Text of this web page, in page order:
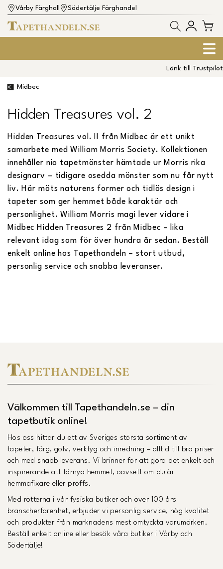
Vårby Färghall Södertälje Färghandel
Länk till Trustpilot
Midbec
Hidden Treasures vol. 2
Hidden Treasures vol. II från Midbec är ett unikt
samarbete med William Morris Society. Kollektionen
innehåller nio tapetmönster hämtade ur Morris rika
designarv – tidigare osedda mönster som nu får nytt
liv. Här möts naturens former och tidlös design i
tapeter som ger hemmet både karaktär och
personlighet. William Morris magi lever vidare i
Midbec Hidden Treasures 2 från Midbec – lika
relevant idag som för över hundra år sedan. Beställ
enkelt online hos Tapethandeln – stort utbud,
personlig service och snabba leveranser.
Välkommen till Tapethandeln.se – din
tapetbutik online!
Hos oss hittar du ett av Sveriges största sortiment av
tapeter, färg, golv, verktyg och inredning – alltid till bra priser
och med snabb leverans. Vi brinner för att göra det enkelt och
inspirerande att förnya hemmet, oavsett om du är
hemmafixare eller proffs.
Med rötterna i vår fysiska butiker och över 100 års
branscherfarenhet, erbjuder vi personlig service, hög kvalitet
och produkter från marknadens mest omtyckta varumärken.
Beställ enkelt online eller besök våra butiker i Vårby och
Södertälje!